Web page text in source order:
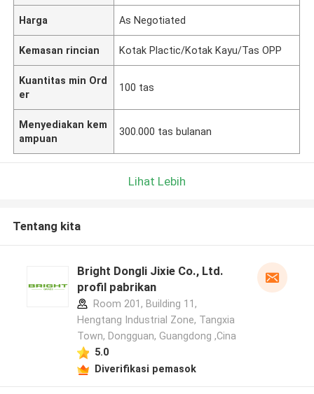
Harga As Negotiated
Kemasan rincian Kotak Plactic/Kotak Kayu/Tas OPP
Kuantitas min Ord
er
100 tas
Menyediakan kem
ampuan
300.000 tas bulanan
Lihat Lebih
Tentang kita
Bright Dongli Jixie Co., Ltd.
profil pabrikan
Room 201, Building 11,
Hengtang Industrial Zone, Tangxia
Town, Dongguan, Guangdong ,Cina
5.0
Diverifikasi pemasok